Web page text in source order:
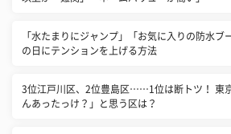
「水たまりにジャンプ」「お気に入りの防水
の日にテンションを上げる方法
3位江戸川区、2位豊島区……1位は断トツ！ 東
んあったっけ？」と思う区は？